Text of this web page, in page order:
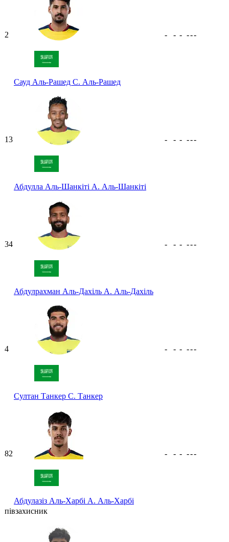
2
Сауд Аль-Рашед С. Аль-Рашед
- - - ---
13
Абдулла Аль-Шанкіті А. Аль-Шанкіті
- - - ---
34
Абдулрахман Аль-Дахіль А. Аль-Дахіль
- - - ---
4
Султан Танкер С. Танкер
- - - ---
82
Абдулазіз Аль-Харбі А. Аль-Харбі
- - - ---
півзахисник